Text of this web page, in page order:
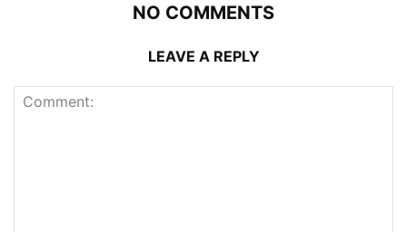
NO COMMENTS
LEAVE A REPLY